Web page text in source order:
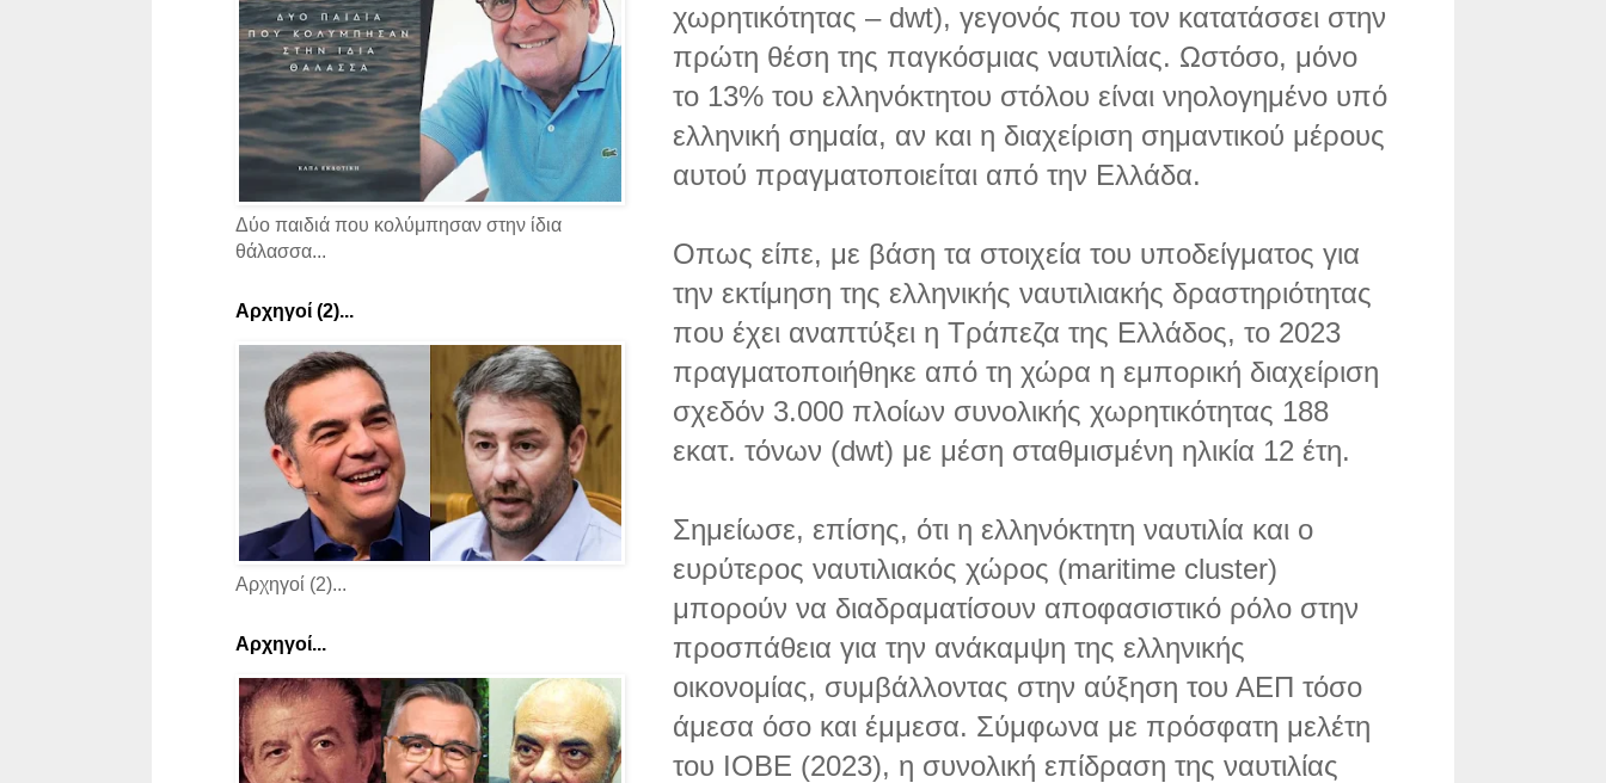
χωρητικότητας – dwt), γεγονός που τον κατατάσσει στην
πρώτη θέση της παγκόσμιας ναυτιλίας. Ωστόσο, μόνο
το 13% του ελληνόκτητου στόλου είναι νηολογημένο υπό
ελληνική σημαία, αν και η διαχείριση σημαντικού μέρους
αυτού πραγματοποιείται από την Ελλάδα.
Οπως είπε, με βάση τα στοιχεία του υποδείγματος για
την εκτίμηση της ελληνικής ναυτιλιακής δραστηριότητας
που έχει αναπτύξει η Τράπεζα της Ελλάδος, το 2023
πραγματοποιήθηκε από τη χώρα η εμπορική διαχείριση
σχεδόν 3.000 πλοίων συνολικής χωρητικότητας 188
εκατ. τόνων (dwt) με μέση σταθμισμένη ηλικία 12 έτη.
Σημείωσε, επίσης, ότι η ελληνόκτητη ναυτιλία και ο
ευρύτερος ναυτιλιακός χώρος (maritime cluster)
μπορούν να διαδραματίσουν αποφασιστικό ρόλο στην
προσπάθεια για την ανάκαμψη της ελληνικής
οικονομίας, συμβάλλοντας στην αύξηση του ΑΕΠ τόσο
άμεσα όσο και έμμεσα. Σύμφωνα με πρόσφατη μελέτη
του ΙΟΒΕ (2023), η συνολική επίδραση της ναυτιλίας
Δύο παιδιά που κολύμπησαν στην ίδια
θάλασσα...
Αρχηγοί (2)...
Αρχηγοί (2)...
Αρχηγοί...